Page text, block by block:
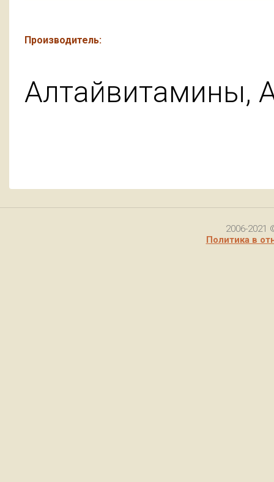
Производитель:
Алтайвитамины,
2006-2021
Политика в